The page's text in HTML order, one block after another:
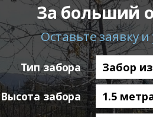
За больший
Оставьте заявку
Тип забора
Высота забора